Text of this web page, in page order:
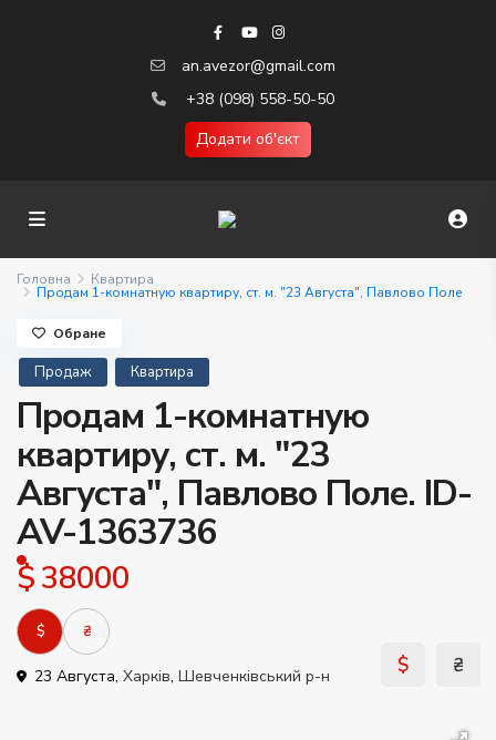
an.avezor@gmail.com
+38 (098) 558-50-50
Додати об'єкт
Головна Квартира
Продам 1-комнатную квартиру, ст. м. "23 Августа", Павлово Поле
Продаж Квартира
Продам 1-комнатную
квартиру, ст. м. "23
Августа", Павлово Поле. ID-
AV-1363736
$ 38000
$ ₴
23 Августа, Харків, Шевченківський р-н
Обране
$ ₴